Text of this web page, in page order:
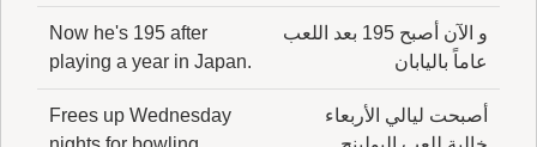
و الآن أصبح 195 بعد اللعب
عاماً باليابان
Now he's 195 after
playing a year in Japan.
أصبحت ليالي الأربعاء
Frees up Wednesday